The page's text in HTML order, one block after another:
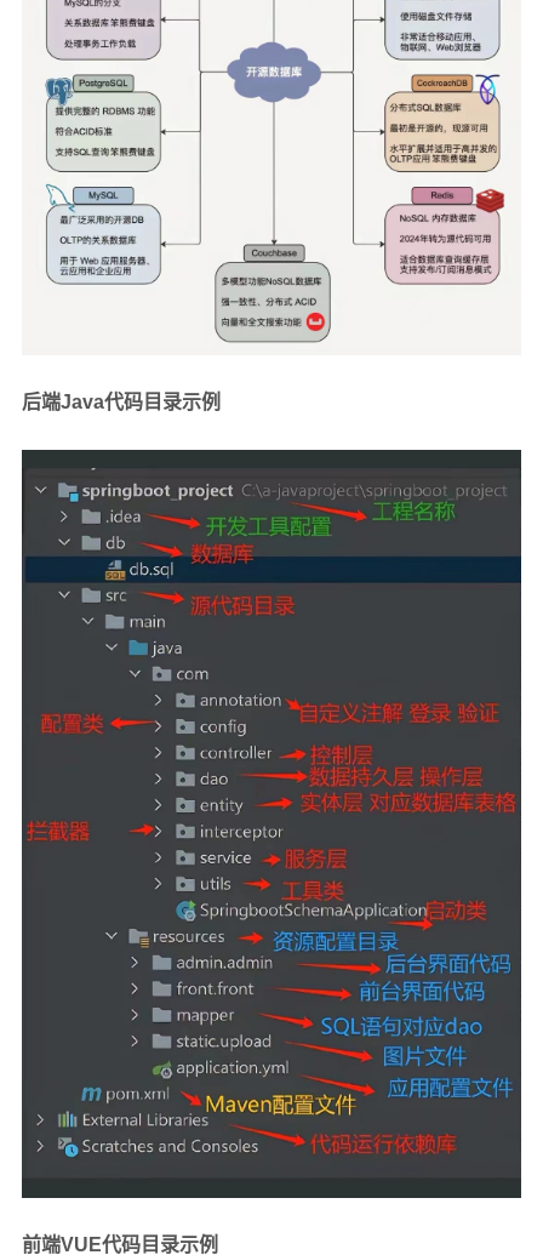
后端Java代码目录示例
前端VUE代码目录示例